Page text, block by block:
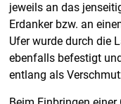
jeweils an das
Erdanker bzw. an
Ufer wurde durch die
ebenfalls befestigt
entlang als